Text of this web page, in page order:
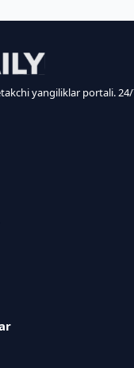
yangiliklar portali.